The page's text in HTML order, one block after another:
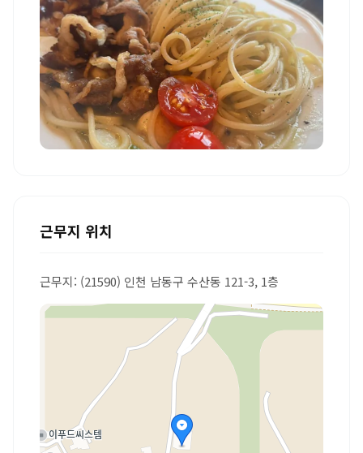
근무지 위치
근무지: (21590) 인천 남동구 수산동 121-3, 1층